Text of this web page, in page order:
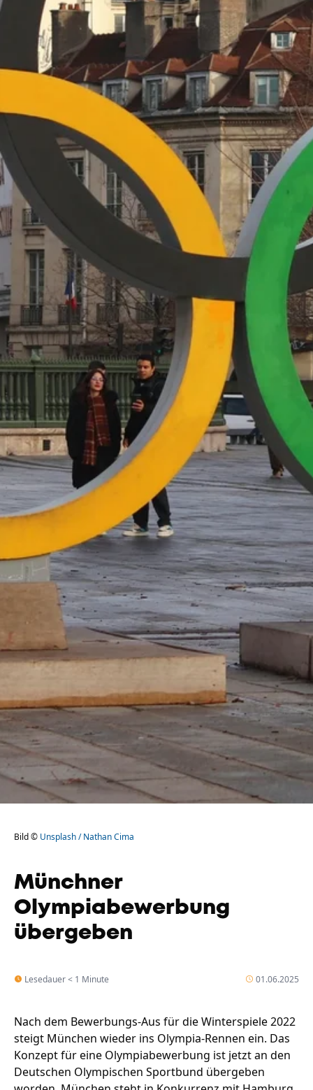
Amphibienschutz
Service
Nachgehört
Podcast
Zeit fürs Oberland
Bild © Unsplash / Nathan Cima
Münchner
Olympiabewerbung
übergeben
Lesedauer < 1 Minute 01.06.2025
Nach dem Bewerbungs-Aus für die Winterspiele 2022
steigt München wieder ins Olympia-Rennen ein. Das
Konzept für eine Olympiabewerbung ist jetzt an den
Deutschen Olympischen Sportbund übergeben